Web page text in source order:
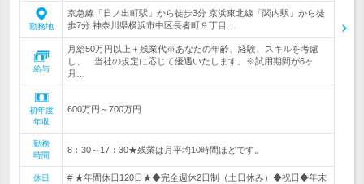
勤務地
京急線「日ノ出町駅」から徒歩3分 京浜東北線「関内駅」から徒
歩7分 神奈川県横浜市中区長者町９丁目…
給与
月給50万円以上＋残業代※あなたの年齢、経験、スキルを考慮
し、 当社の規定に応じて優遇いたします。※試用期間が6ヶ
月…
初年度
年収
600万円～700万円
勤務
時間
8：30～17：30★残業は月平均10時間ほどです。
休日
# ★年間休日120日★◆完全週休2日制（土日休み）◆祝日◆年末